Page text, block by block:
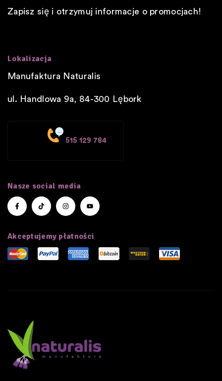
Zapisz się i otrzymuj informacje o promocjach!
Lokalizacja
Manufaktura Naturalis
ul. Handlowa 9a, 84-300 Lębork
515 129 784
Nasze social media
Akceptujemy płatności